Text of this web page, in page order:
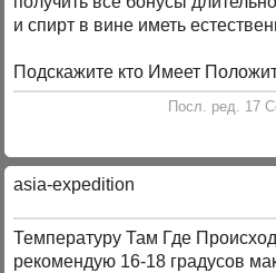
и спирт в вине иметь
Подскажите кто Имеет
Посл. ред. 17
asia-expedition
Температуру Там Где
рекомендую 16-18 градусов